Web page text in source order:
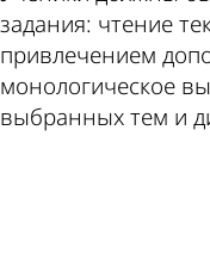
задания: чтение
привлечением
монологическое
выбранных тем и